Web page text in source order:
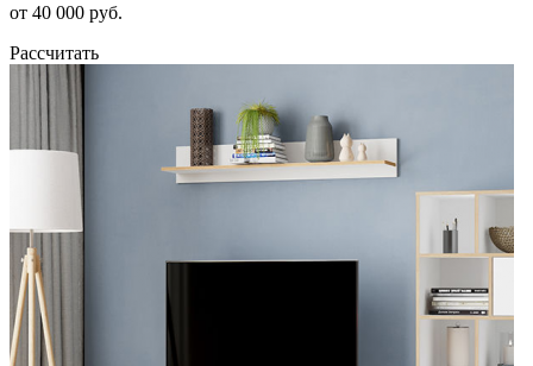
от 40 000 руб.
Рассчитать